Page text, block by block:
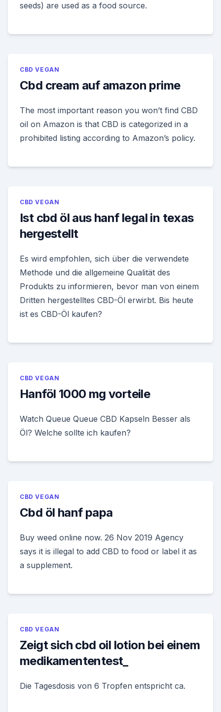
seeds) are used as a food source.
CBD VEGAN
Cbd cream auf amazon prime
The most important reason you won’t find CBD
oil on Amazon is that CBD is categorized in a
prohibited listing according to Amazon’s policy.
CBD VEGAN
Ist cbd öl aus hanf legal in texas
hergestellt
Es wird empfohlen, sich über die verwendete
Methode und die allgemeine Qualität des
Produkts zu informieren, bevor man von einem
Dritten hergestelltes CBD-Öl erwirbt. Bis heute
ist es CBD-Öl kaufen?
CBD VEGAN
Hanföl 1000 mg vorteile
Watch Queue Queue CBD Kapseln Besser als
Öl? Welche sollte ich kaufen?
CBD VEGAN
Cbd öl hanf papa
Buy weed online now. 26 Nov 2019 Agency
says it is illegal to add CBD to food or label it as
a supplement.
CBD VEGAN
Zeigt sich cbd oil lotion bei einem
medikamententest_
Die Tagesdosis von 6 Tropfen entspricht ca.